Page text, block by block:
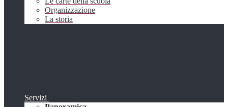
Organizzazione
La storia
Servizi